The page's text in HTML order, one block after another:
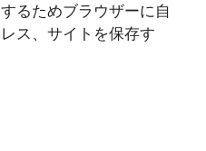
るためブラウザーに自
ス、サイトを保存す